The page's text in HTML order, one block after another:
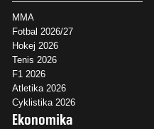
MMA
Fotbal 2026/27
Hokej 2026
Tenis 2026
F1 2026
Atletika 2026
Cyklistika 2026
Ekonomika